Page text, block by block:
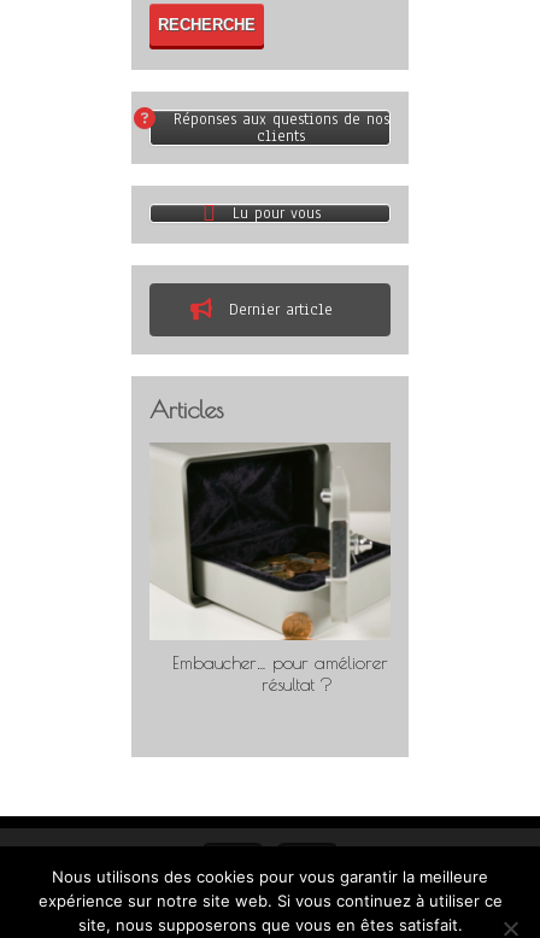
Réponses aux questions de nos
clients
Lu pour vous
Dernier article
Articles
Embaucher… pour améliorer son
résultat ?
Nous utilisons des cookies pour vous garantir la meilleure
expérience sur notre site web. Si vous continuez à utiliser ce
site, nous supposerons que vous en êtes satisfait.